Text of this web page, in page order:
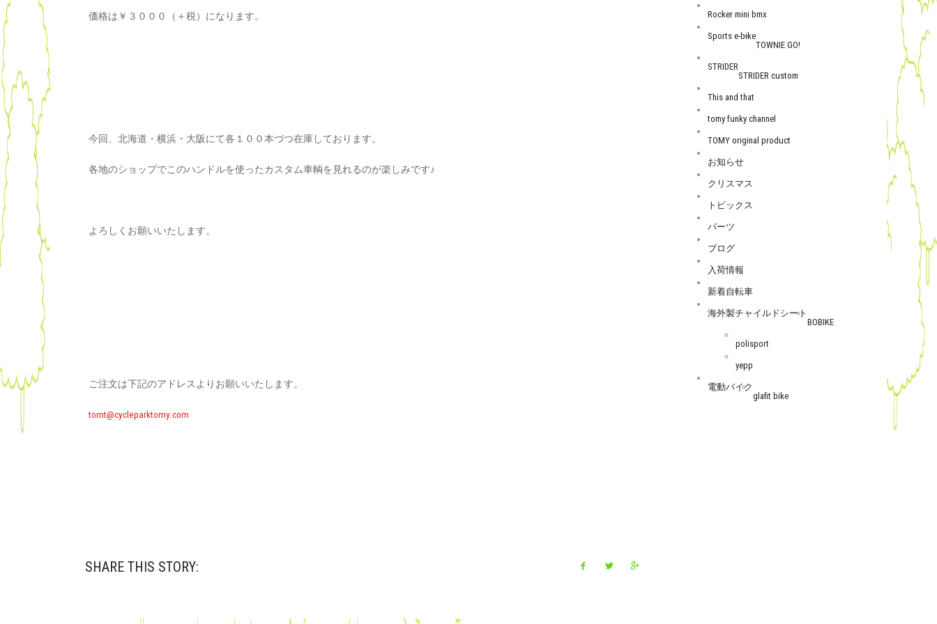
価格は￥３０００（＋税）になります。
今回、北海道・横浜・大阪にて各１００本づつ在庫しております。
各地のショップでこのハンドルを使ったカスタム車輌を見れるのが楽しみです♪
よろしくお願いいたします。
ご注文は下記のアドレスよりお願いいたします。
tomt@cycleparktomy.com
SHARE THIS STORY:
Rocker mini bmx
Sports e-bike
TOWNIE GO!
STRIDER
STRIDER custom
This and that
tomy funky channel
TOMY original product
お知らせ
クリスマス
トピックス
パーツ
ブログ
入荷情報
新着自転車
海外製チャイルドシート
BOBIKE
polisport
yepp
電動バイク
glafit bike